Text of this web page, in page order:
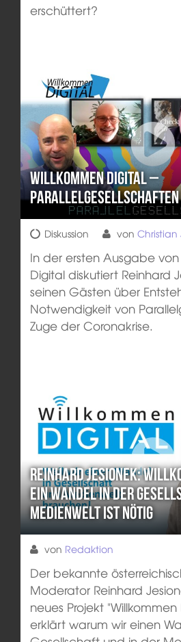
erschüttert?
Willkommen Digital –
Parallelgesellschaften
Diskussion von Christian
In der ersten Ausgabe
Digital diskutiert Reinhard
seinen Gästen über
Notwendigkeit von
Zuge der Coronakrise.
Reinhard Jesionek:
Ein Wandel in der
Medienwelt ist nötig
von Redaktion
Der bekannte
Moderator Reinhard
neues Projekt
erklärt warum wir einen